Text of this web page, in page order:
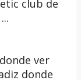
club de
ver
donde